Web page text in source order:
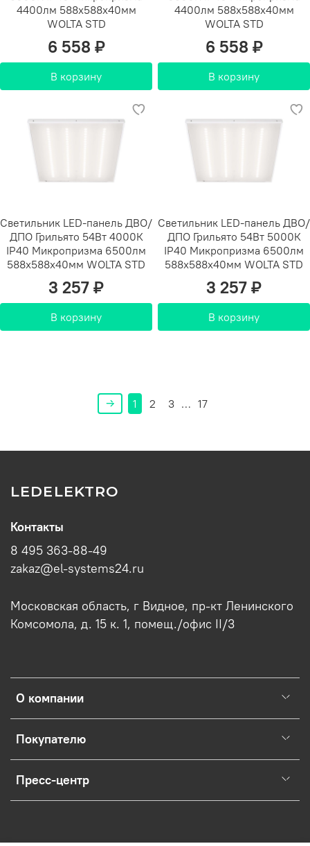
4400лм 588х588х40мм
WOLTA STD
6 558 ₽
В корзину
4400лм 588х588х40мм
WOLTA STD
6 558 ₽
В корзину
Светильник LED-панель ДВО/
ДПО Грильято 54Вт 4000К
IP40 Микропризма 6500лм
588х588х40мм WOLTA STD
3 257 ₽
В корзину
Светильник LED-панель ДВО/
ДПО Грильято 54Вт 5000К
IP40 Микропризма 6500лм
588х588х40мм WOLTA STD
3 257 ₽
В корзину
1 2 3 … 17
LEDELEKTRO
О компании
Покупателю
Пресс-центр
Контакты
8 495 363-88-49
zakaz@el-systems24.ru
Московская область, г Видное, пр-кт Ленинского
Комсомола, д. 15 к. 1, помещ./офис II/3